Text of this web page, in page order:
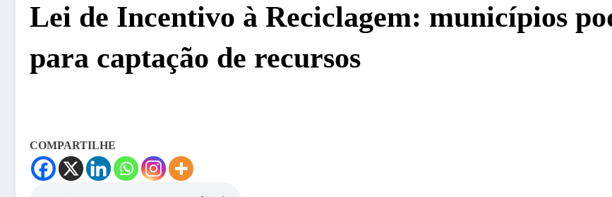
Lei de Incentivo à Reciclagem: municípios
para captação de recursos
COMPARTILHE